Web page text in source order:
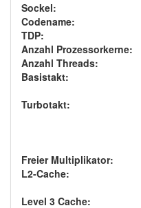
Sockel:
Codename:
TDP:
Anzahl Prozessorkerne:
Anzahl Threads:
Basistakt:
Turbotakt:
Freier Multiplikator:
L2-Cache:
Level 3 Cache: